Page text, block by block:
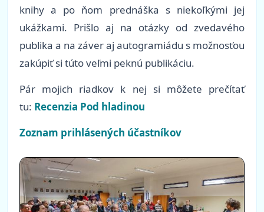
knihy a po ňom prednáška s niekoľkými jej
ukážkami. Prišlo aj na otázky od zvedavého
publika a na záver aj autogramiádu s možnosťou
zakúpiť si túto veľmi peknú publikáciu.
Pár mojich riadkov k nej si môžete prečítať
tu: Recenzia Pod hladinou
Zoznam prihlásených účastníkov